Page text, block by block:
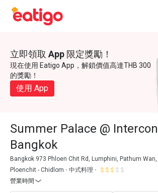
立即領取 App 限定獎勵！
現在使用 Eatigo App，解鎖價值高達THB 300
的獎勵！
使用 App
Summer Palace @
Bangkok
Bangkok 973 Phloen Chit Rd, Lumphini, Pathum
Ploenchit - Chidlom
中式料理
營業時間